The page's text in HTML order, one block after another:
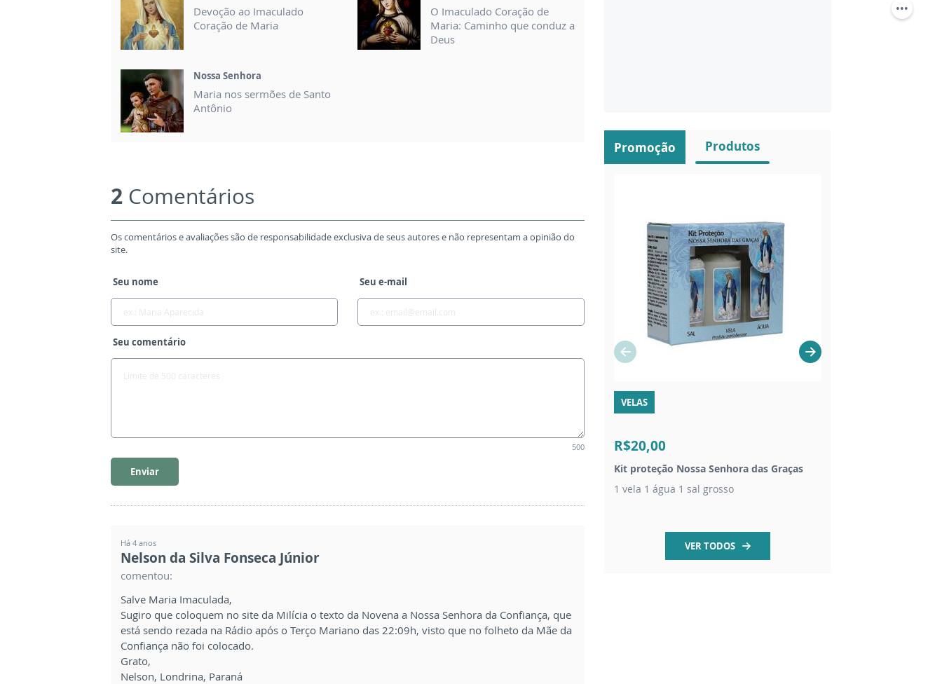
Devoção ao Imaculado
Coração de Maria
O Imaculado Coração de
Maria: Caminho que conduz a
Deus
Nossa Senhora
Maria nos sermões de Santo
Antônio
2 Comentários
Os comentários e avaliações são de responsabilidade exclusiva de seus autores e não representam a opinião do
site.
Seu nome Seu e-mail
Seu comentário
500
Enviar
Há 4 anos
Nelson da Silva Fonseca Júnior
comentou:
Salve Maria Imaculada,
Sugiro que coloquem no site da Milícia o texto da Novena a Nossa Senhora da Confiança, que
está sendo rezada na Rádio após o Terço Mariano das 22:09h, visto que no folheto da Mãe da
Confiança não foi colocado.
Grato,
Nelson, Londrina, Paraná
Promoção Produtos
VELAS
R$20,00
Kit proteção Nossa Senhora das Graças
1 vela 1 água 1 sal grosso
VER TODOS